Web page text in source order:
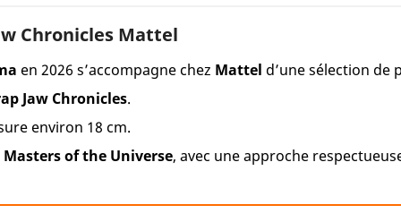
Chronicles Mattel
en 2026 s’accompagne chez Mattel d’une sélection de
Jaw Chronicles.
environ 18 cm.
Masters of the Universe, avec une approche